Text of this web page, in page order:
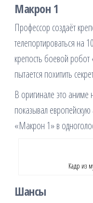
Макрон 1
Профессор создаёт
телепортироваться на
крепость боевой робот
пытается похитить
В оригинале это
показывал
«Макрон 1» в
Кадр из
Шансы